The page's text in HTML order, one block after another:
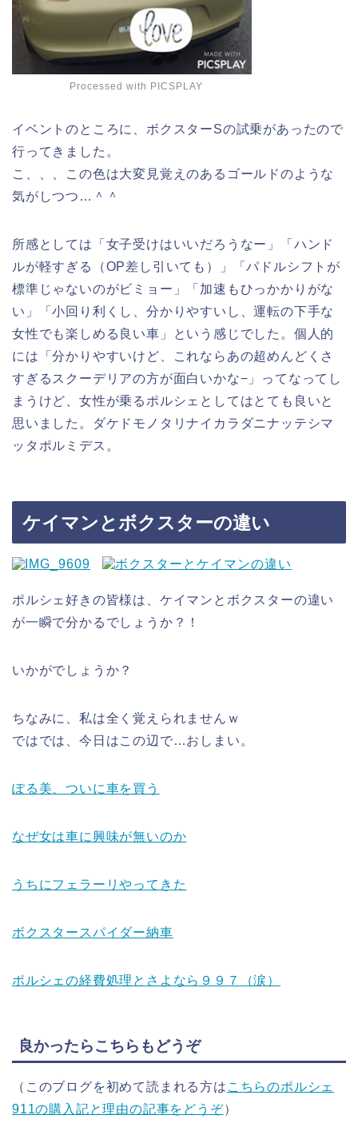
Processed with PICSPLAY
イベントのところに、ボクスターSの試乗があったので
行ってきました。
こ、、、この色は大変見覚えのあるゴールドのような
気がしつつ…＾＾
所感としては「女子受けはいいだろうなー」「ハンド
ルが軽すぎる（OP差し引いても）」「パドルシフトが
標準じゃないのがビミョー」「加速もひっかかりがな
い」「小回り利くし、分かりやすいし、運転の下手な
女性でも楽しめる良い車」という感じでした。個人的
には「分かりやすいけど、これならあの超めんどくさ
すぎるスクーデリアの方が面白いかな−」ってなってし
まうけど、女性が乗るポルシェとしてはとても良いと
思いました。ダケドモノタリナイカラダニナッテシマ
ッタポルミデス。
ケイマンとボクスターの違い
ポルシェ好きの皆様は、ケイマンとボクスターの違い
が一瞬で分かるでしょうか？！
いかがでしょうか？
ちなみに、私は全く覚えられませんｗ
ではでは、今日はこの辺で…おしまい。
ぽる美、ついに車を買う
なぜ女は車に興味が無いのか
うちにフェラーリやってきた
ボクスタースパイダー納車
ポルシェの経費処理とさよなら９９７（涙）
良かったらこちらもどうぞ
（このブログを初めて読まれる方は こちらのポルシェ
911の購入記と理由の記事をどうぞ）